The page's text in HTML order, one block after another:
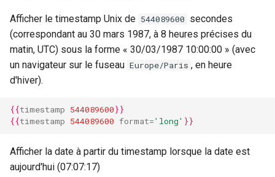
Afficher le timestamp Unix de 544089600 secondes
(correspondant au 30 mars 1987, à 8 heures précises du
matin, UTC) sous la forme « 30/03/1987 10:00:00 » (avec
un navigateur sur le fuseau Europe/Paris , en heure
d'hiver).
{{timestamp 544089600}}
{{timestamp 544089600 format='long' }}
Afficher la date à partir du timestamp lorsque la date est
aujourd'hui (07:07:17)